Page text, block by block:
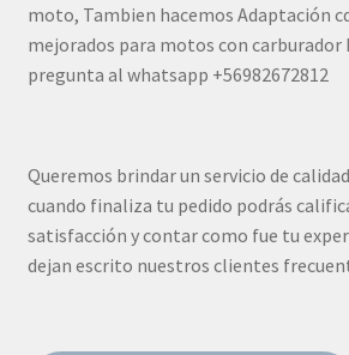
moto, Tambien hacemos Adaptación
mejorados para motos con carburador
pregunta al whatsapp +56982672812
Queremos brindar un servicio de
cuando finaliza tu pedido podrás
satisfacción y contar como fue tu
dejan escrito nuestros clientes